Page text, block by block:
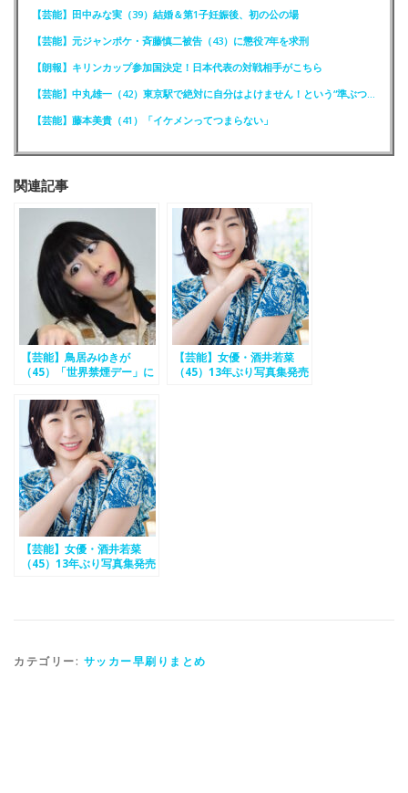
【芸能】田中みな実（39）結婚＆第1子妊娠後、初の公の場
【芸能】元ジャンポケ・斉藤慎二被告（43）に懲役7年を求刑
【朗報】キリンカップ参加国決定！日本代表の対戦相手がこちら
【芸能】中丸雄一（42）東京駅で絶対に自分はよけません！という“準ぶつかりおじさん”に遭遇
【芸能】藤本美貴（41）「イケメンってつまらない」
関連記事
【芸能】鳥居みゆきが
（45）「世界禁煙デー」に
【芸能】女優・酒井若菜
（45）13年ぶり写真集発売
【芸能】女優・酒井若菜
（45）13年ぶり写真集発売
カテゴリー: サッカー早刷りまとめ